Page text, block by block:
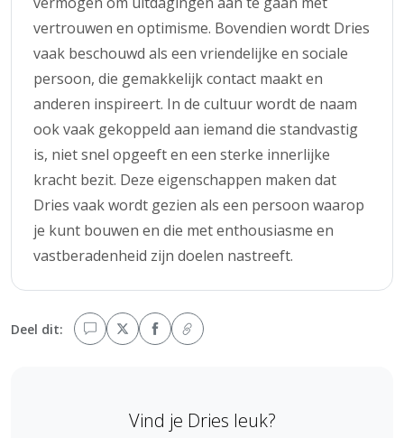
vertrouwen en optimisme. Bovendien wordt Dries
vaak beschouwd als een vriendelijke en sociale
persoon, die gemakkelijk contact maakt en
anderen inspireert. In de cultuur wordt de naam
ook vaak gekoppeld aan iemand die standvastig
is, niet snel opgeeft en een sterke innerlijke
kracht bezit. Deze eigenschappen maken dat
Dries vaak wordt gezien als een persoon waarop
je kunt bouwen en die met enthousiasme en
vastberadenheid zijn doelen nastreeft.
Deel dit:
Vind je Dries leuk?